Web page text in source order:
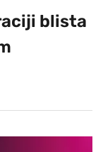
blista